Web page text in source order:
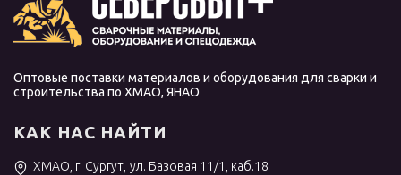
Оптовые поставки материалов и оборудования для сварки и
строительства по ХМАО, ЯНАО
КАК НАС НАЙТИ
ХМАО, г. Сургут, ул. Базовая 11/1, каб.18